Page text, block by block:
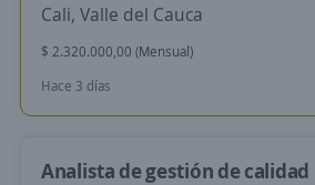
Cali, Valle del Cauca
$ 2.320.000,00 (Mensual)
Hace 3 días
Analista de gestión de calidad